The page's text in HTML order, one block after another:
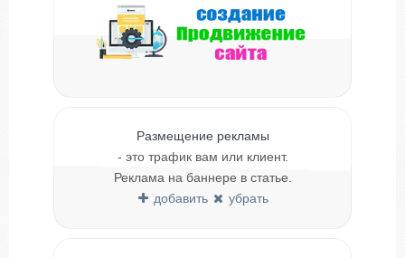
Размещение рекламы
- это трафик вам или клиент.
Реклама на баннере в статье.
добавить
убрать